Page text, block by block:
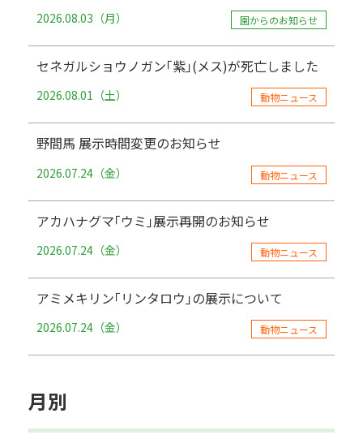
2026.08.03（月） 園からのお知らせ
セネガルショウノガン｢紫｣(メス)が死亡しました
2026.08.01（土） 動物ニュース
野間馬 展示時間変更のお知らせ
2026.07.24（金） 動物ニュース
アカハナグマ｢ウミ｣展示再開のお知らせ
2026.07.24（金） 動物ニュース
アミメキリン｢リンタロウ｣の展示について
2026.07.24（金） 動物ニュース
月別